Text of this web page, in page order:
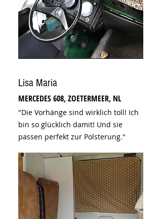
Lisa Maria
MERCEDES 608, ZOETERMEER, NL
"Die Vorhänge sind wirklich toll! Ich
bin so glücklich damit! Und sie
passen perfekt zur Polsterung."